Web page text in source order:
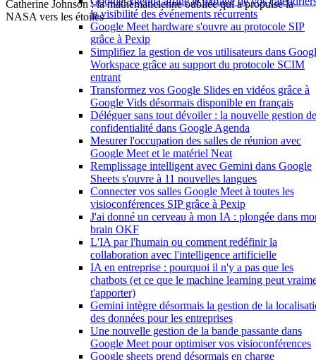
la visibilité des événements récurrents
Google Meet hardware s'ouvre au protocole SIP
grâce à Pexip
Simplifiez la gestion de vos utilisateurs dans
Workspace grâce au support du protocole SCIM
entrant
Transformez vos Google Slides en vidéos grâce à
Google Vids désormais disponible en français
Déléguer sans tout dévoiler : la nouvelle gestion
confidentialité dans Google Agenda
Mesurer l'occupation des salles de réunion avec
Google Meet et le matériel Neat
Remplissage intelligent avec Gemini dans Google
Sheets s'ouvre à 11 nouvelles langues
Connecter vos salles Google Meet à toutes les
visioconférences SIP grâce à Pexip
J'ai donné un cerveau à mon IA : plongée dans
brain OKF
L'IA par l'humain ou comment redéfinir la
collaboration avec l'intelligence artificielle
IA en entreprise : pourquoi il n'y a pas que les
chatbots (et ce que le machine learning peut
t'apporter)
Gemini intègre désormais la gestion de la
des données pour les entreprises
Une nouvelle gestion de la bande passante dans
Google Meet pour optimiser vos visioconférences
Google sheets prend désormais en charge
Catherine Johnson : la mathématicienne oubliée qui a propulsé la
NASA vers les étoiles